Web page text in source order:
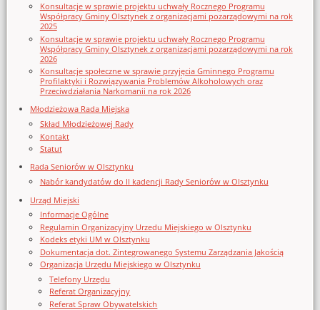
Konsultacje w sprawie projektu uchwały Rocznego Programu
Współpracy Gminy Olsztynek z organizacjami pozarządowymi na rok
2025
Konsultacje w sprawie projektu uchwały Rocznego Programu
Współpracy Gminy Olsztynek z organizacjami pozarządowymi na rok
2026
Konsultacje społeczne w sprawie przyjęcia Gminnego Programu
Profilaktyki i Rozwiązywania Problemów Alkoholowych oraz
Przeciwdziałania Narkomanii na rok 2026
Młodzieżowa Rada Miejska
Skład Młodzieżowej Rady
Kontakt
Statut
Rada Seniorów w Olsztynku
Nabór kandydatów do II kadencji Rady Seniorów w Olsztynku
Urząd Miejski
Informacje Ogólne
Regulamin Organizacyjny Urzedu Miejskiego w Olsztynku
Kodeks etyki UM w Olsztynku
Dokumentacja dot. Zintegrowanego Systemu Zarządzania Jakością
Organizacja Urzędu Miejskiego w Olsztynku
Telefony Urzędu
Referat Organizacyjny
Referat Spraw Obywatelskich